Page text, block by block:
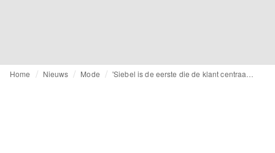
Home Nieuws Mode